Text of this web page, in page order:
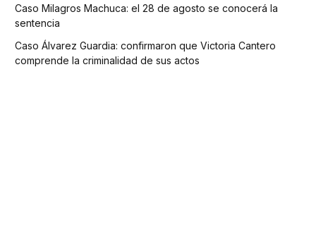
Caso Milagros Machuca: el 28 de agosto se conocerá la
sentencia
Caso Álvarez Guardia: confirmaron que Victoria Cantero
comprende la criminalidad de sus actos